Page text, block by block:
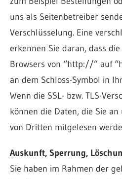
uns als Seitenbetreiber
Verschlüsselung. Eine
erkennen Sie daran, dass
Browsers von “http://” auf
an dem Schloss-Symbol in
Wenn die SSL- bzw. TLS-
können die Daten, die Sie
von Dritten mitgelesen
Auskunft, Sperrung,
Sie haben im Rahmen der